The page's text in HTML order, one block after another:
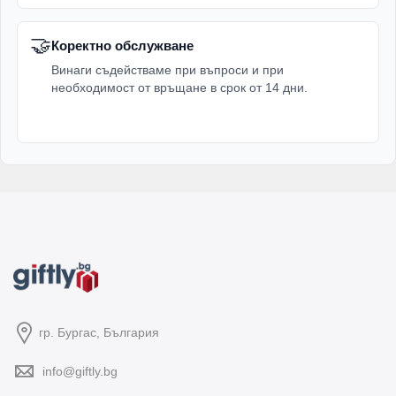
🤝Коректно обслужване
Винаги съдействаме при въпроси и при
необходимост от връщане в срок от 14 дни.
гр. Бургас, България
info@giftly.bg